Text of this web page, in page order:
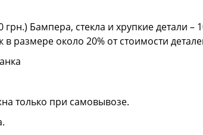
Бампера, стекла и хрупкие детали –
размере около 20% от стоимости
только при самовывозе.